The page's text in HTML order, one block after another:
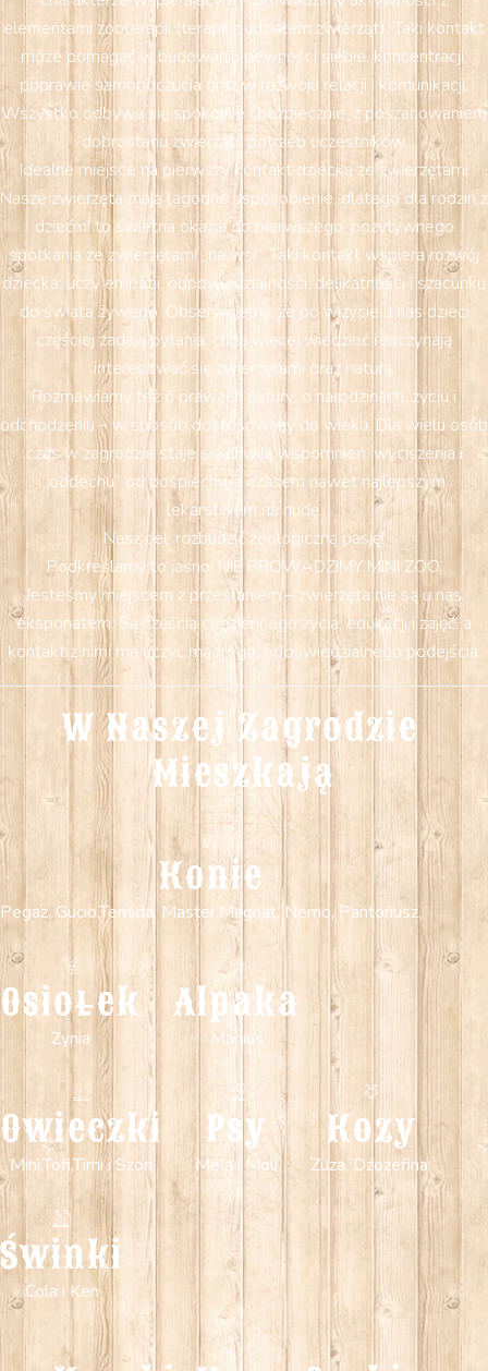
elementami zooterapii (terapii z udziałem zwierząt). Taki kontakt
może pomagać w budowaniu pewności siebie, koncentracji,
poprawie samopoczucia oraz w rozwoju relacji i komunikacji.
Wszystko odbywa się spokojnie i bezpiecznie, z poszanowaniem
dobrostanu zwierząt i potrzeb uczestników.
Idealne miejsce na pierwszy kontakt dziecka ze zwierzętami
Nasze zwierzęta mają łagodne usposobienie, dlatego dla rodzin z
dziećmi to świetna okazja do pierwszego, pozytywnego
spotkania ze zwierzętami „na wsi”. Taki kontakt wspiera rozwój
dziecka: uczy empatii, odpowiedzialności, delikatności i szacunku
do świata żywego. Obserwujemy, że po wizycie u nas dzieci
częściej zadają pytania, chcą więcej wiedzieć i zaczynają
interesować się zwierzętami oraz naturą.
Rozmawiamy też o prawach natury: o narodzinach, życiu i
odchodzeniu – w sposób dostosowany do wieku. Dla wielu osób
czas w zagrodzie staje się chwilą wspomnień, wyciszenia i
„oddechu” od pośpiechu, a czasem nawet najlepszym
lekarstwem na nudę.
Nasz cel: rozbudzić zoologiczną pasję!
Podkreślamy to jasno: NIE PROWADZIMY MINI ZOO.
Jesteśmy miejscem z przesłaniem – zwierzęta nie są u nas
eksponatem. Są częścią codziennego życia, edukacji i zajęć, a
kontakt z nimi ma uczyć mądrego, odpowiedzialnego podejścia.
W Naszej Zagrodzie
Mieszkają
Konie
Pegaz, Gucio,Temida, Master,Magnat, Nemo, Pantoriusz,
Osiołek
Zynia
Alpaka
Maniuś
Owieczki
Mini,Tofi,Timi i Szon
Psy
Mela i Moli
Kozy
Zuza, Dźozefina,
Świnki
Cola i Ken